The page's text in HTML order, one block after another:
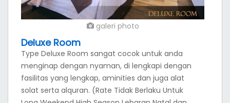
galeri photo
Deluxe Room
Type Deluxe Room sangat cocok untuk anda
menginap dengan nyaman, di lengkapi dengan
fasilitas yang lengkap, aminities dan juga alat
solat serta alquran. (Rate Tidak Berlaku Untuk